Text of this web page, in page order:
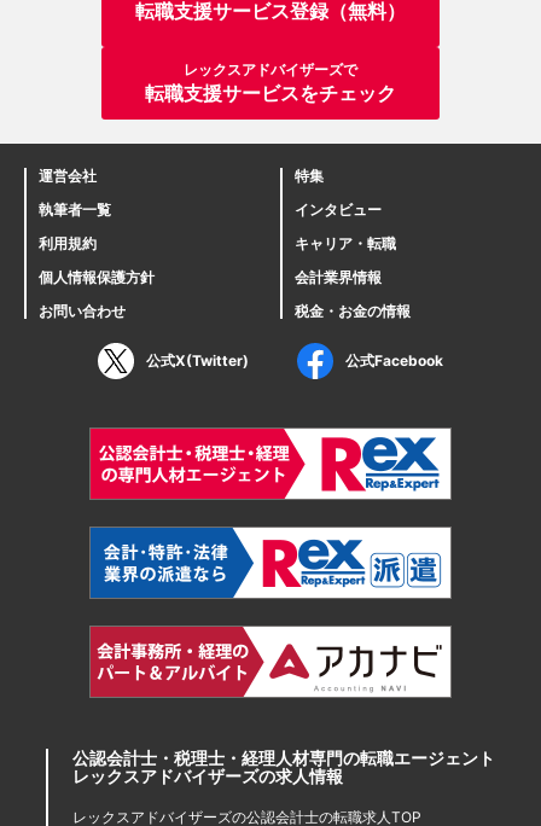
転職支援サービス登録（無料）
レックスアドバイザーズで
転職支援サービスをチェック
運営会社
執筆者一覧
利用規約
個人情報保護方針
お問い合わせ
特集
インタビュー
キャリア・転職
会計業界情報
税金・お金の情報
公式X(Twitter) 公式Facebook
公認会計士・税理士・経理人材専門の転職エージェント
レックスアドバイザーズの求人情報
レックスアドバイザーズの公認会計士の転職求人TOP